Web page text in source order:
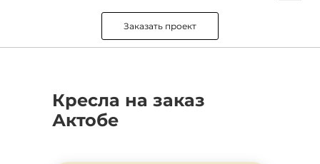
Заказать проект
Кресла на заказ
Актобе